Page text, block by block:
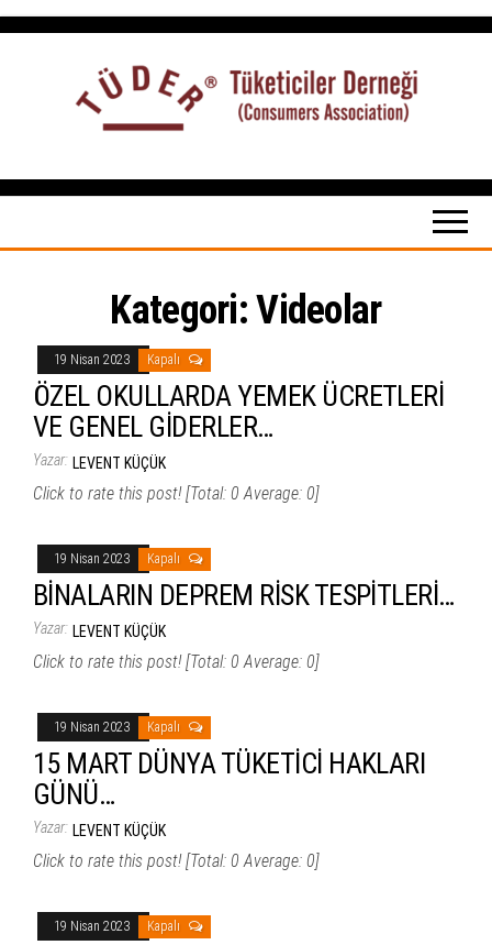
İçeriğe
Tüketiciler
tuketicilerdernegi.org.tr
Kategori:Videolar
19 Nisan 2023 Kapalı
ÖZEL OKULLARDA YEMEK ÜCRETLERİ
VE GENEL GİDERLER…
Yazar: LEVENT KÜÇÜK
Click to rate this post! [Total: 0 Average: 0]
19 Nisan 2023 Kapalı
BİNALARIN DEPREM RİSK TESPİTLERİ…
Yazar: LEVENT KÜÇÜK
Click to rate this post! [Total: 0 Average: 0]
19 Nisan 2023 Kapalı
15 MART DÜNYA TÜKETİCİ HAKLARI
GÜNÜ…
Yazar: LEVENT KÜÇÜK
Click to rate this post! [Total: 0 Average: 0]
19 Nisan 2023 Kapalı